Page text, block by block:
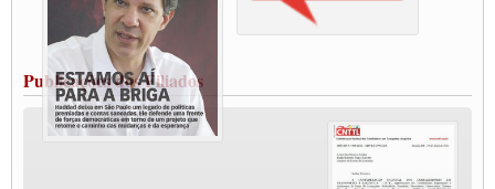
Modal-Live #13 Aumento da Violência Contra Mulher e o Adoecimento da Classe
Trabalhadora em Tempos de Pandemia
MODAL-LIVE#12 POLÍTICAS PÚBLICAS DE TRANSPORTE PARA A
CLASSE TRABALHADORA E ELEIÇÕES NA PANDEMIA
MODAL-LIVE#11 POLÍTICAS PÚBLICAS DE TRANSPORTE
JUVENTUDE DO TRANSPORTE: POR QUE DEVEMOS NOS ORGANIZAR?
Fabio Primo testa positivo para Coronavírus, mas está bem de saúde
Modal-Live#9 Quais são os direitos dos trabalhador@s que contraem a Covid-19 na
Publicações dos Filiados